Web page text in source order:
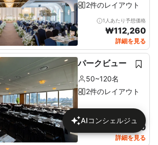
2件のレイアウト
1人あたり予想価格
₩112,260
詳細を見る
パークビュー
50~120名
2件のレイアウト
1人あたり予想価格
112,820
詳細を見る
AIコンシェルジュ